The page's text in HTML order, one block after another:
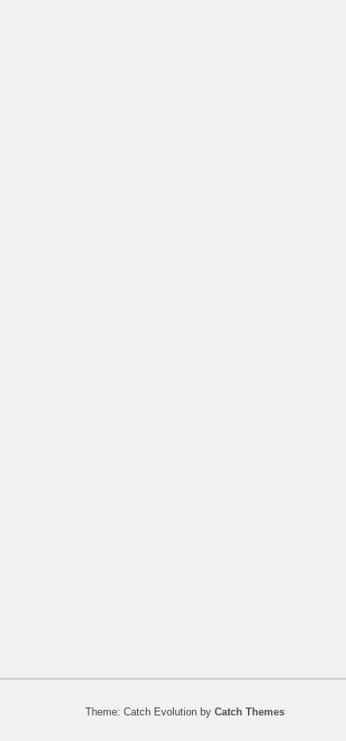
Theme: Catch Evolution by Catch Themes